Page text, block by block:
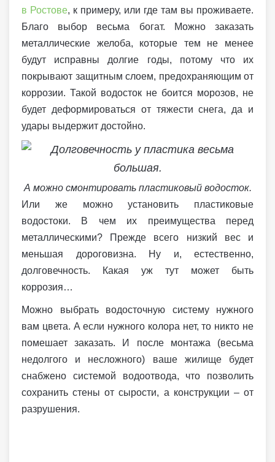
в Ростове, к примеру, или где там вы проживаете.
Благо выбор весьма богат. Можно заказать
металлические желоба, которые тем не менее
будут исправны долгие годы, потому что их
покрывают защитным слоем, предохраняющим от
коррозии. Такой водосток не боится морозов, не
будет деформироваться от тяжести снега, да и
удары выдержит достойно.
А можно смонтировать пластиковый водосток.
Или же можно установить пластиковые
водостоки. В чем их преимущества перед
металлическими? Прежде всего низкий вес и
меньшая дороговизна. Ну и, естественно,
долговечность. Какая уж тут может быть
коррозия…
Можно выбрать водосточную систему нужного
вам цвета. А если нужного колора нет, то никто не
помешает заказать. И после монтажа (весьма
недолгого и несложного) ваше жилище будет
снабжено системой водоотвода, что позволить
сохранить стены от сырости, а конструкции – от
разрушения.